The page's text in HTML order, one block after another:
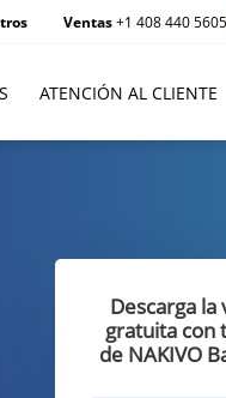
Ventas+1 408 440 5605
ATENCIÓN AL CLIENTE
Descarga
gratuita con
de NAKIVO